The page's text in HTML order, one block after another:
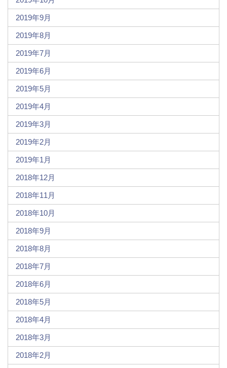
2019年9月
2019年8月
2019年7月
2019年6月
2019年5月
2019年4月
2019年3月
2019年2月
2019年1月
2018年12月
2018年11月
2018年10月
2018年9月
2018年8月
2018年7月
2018年6月
2018年5月
2018年4月
2018年3月
2018年2月